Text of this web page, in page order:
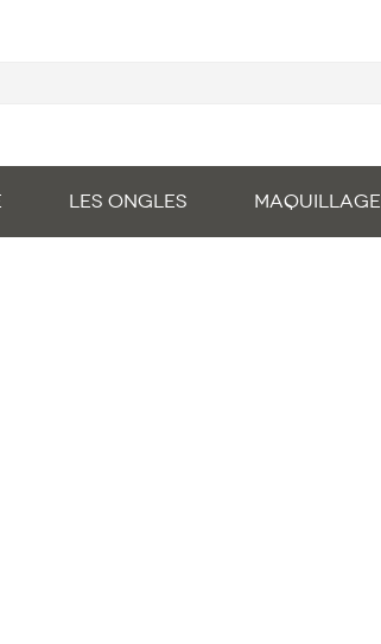
LES ONGLES MAQUILLAGE